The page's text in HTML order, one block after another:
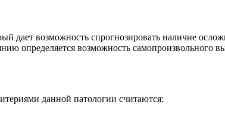
дает возможность спрогнозировать наличие
определяется возможность
данной патологии считаются: